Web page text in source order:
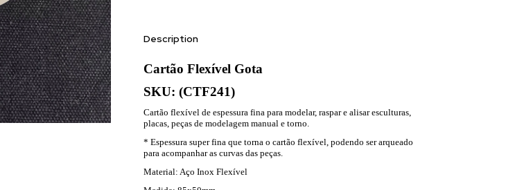
Description
Cartão Flexível Gota
SKU: (CTF241)
Cartão flexível de espessura fina para modelar, raspar e alisar esculturas,
placas, peças de modelagem manual e torno.
* Espessura super fina que torna o cartão flexível, podendo ser arqueado
para acompanhar as curvas das peças.
Material: Aço Inox Flexível